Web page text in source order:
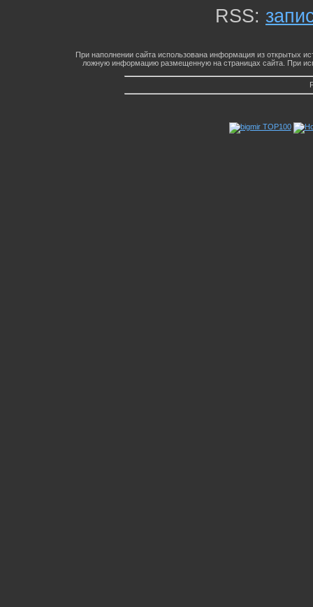
RSS:
При наполнении сайта использована информация из открытых
ложную информацию размещенную на страницах сайта. При